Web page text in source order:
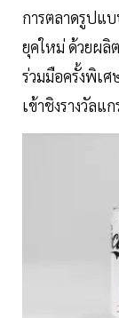
การตลาดรูปแ
ยุคใหม่ ด้วยผ
ร่วมมือครั้งพิเ
เข้าชิงรางวัลแ